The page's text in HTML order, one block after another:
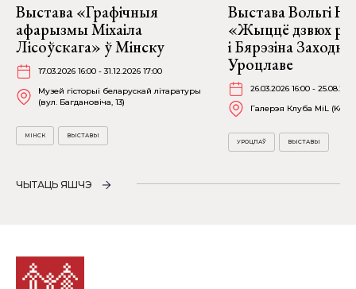
Выстава «Графічныя
афарызмы Міхаіла
Лісоўскага» ў Мінску
17.03.2026 16:00 - 31.12.2026 17:00
Музей гісторыі беларускай літаратуры
(вул. Багдановіча, 13)
МІНСК ВЫСТАВЫ
Выстава Вольгі
«Жыццё дзвюх
і Бярэзіна
Уроцлаве
26.03.2026 16:00 -
Галерэя Клуба MiL
УРОЦЛАЎ ВЫСТАВЫ
ЧЫТАЦЬ ЯШЧЭ